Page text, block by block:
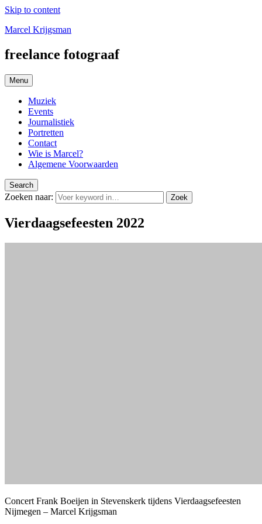
Skip to content
Marcel Krijgsman
freelance fotograaf
Menu
Muziek
Events
Journalistiek
Portretten
Contact
Wie is Marcel?
Algemene Voorwaarden
Search
Zoeken naar: Zoek
Vierdaagsefeesten 2022
Concert Frank Boeijen in Stevenskerk tijdens Vierdaagsefeesten
Nijmegen – Marcel Krijgsman